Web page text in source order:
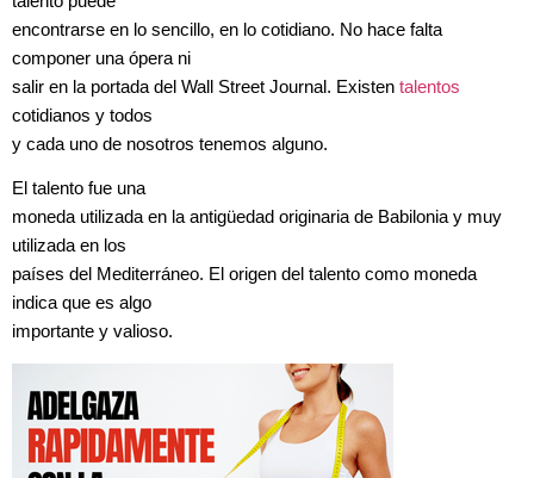
encontrarse en lo sencillo, en lo cotidiano. No hace falta
componer una ópera ni
salir en la portada del Wall Street Journal. Existen talentos
cotidianos y todos
y cada uno de nosotros tenemos alguno.
El talento fue una
moneda utilizada en la antigüedad originaria de Babilonia y muy
utilizada en los
países del Mediterráneo. El origen del talento como moneda
indica que es algo
importante y valioso.